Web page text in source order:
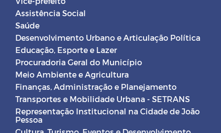
Assistência Social
Saúde
Desenvolvimento Urbano e Articulação Política
Educação, Esporte e Lazer
Procuradoria Geral do Município
Meio Ambiente e Agricultura
Finanças, Administração e Planejamento
Transportes e Mobilidade Urbana - SETRANS
Representação Institucional na Cidade de João
Pessoa